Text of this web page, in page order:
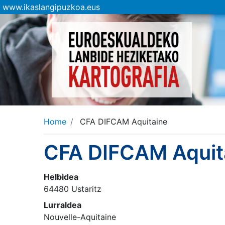
www.ikaslangipuzkoa.eus
Home CFA DIFCAM Aquitaine
CFA DIFCAM
Helbidea
64480 Ustaritz
Lurraldea
Nouvelle-Aquitaine